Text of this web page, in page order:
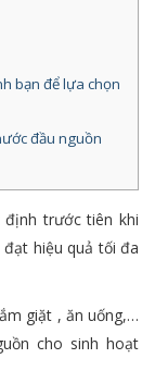
bạn để lựa chọn
đầu nguồn
trước tiên khi
hiệu quả tối đa
giặt , ăn uống,…
cho sinh hoạt